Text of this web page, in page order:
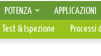
SELEZIONE DI ELETTRONICA
POTENZA APPLICAZIONI
PCBTest & Ispezione Processi